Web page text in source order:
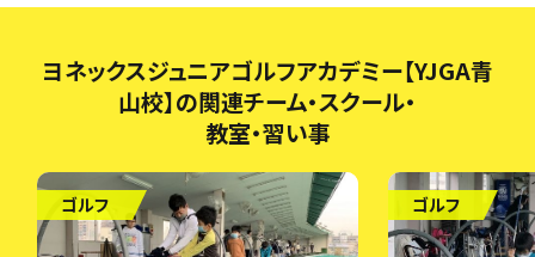
ヨネックスジュニアゴルフアカデミー【YJGA青
山校】の関連チーム・スクール・
教室・習い事
ゴルフ ゴルフ